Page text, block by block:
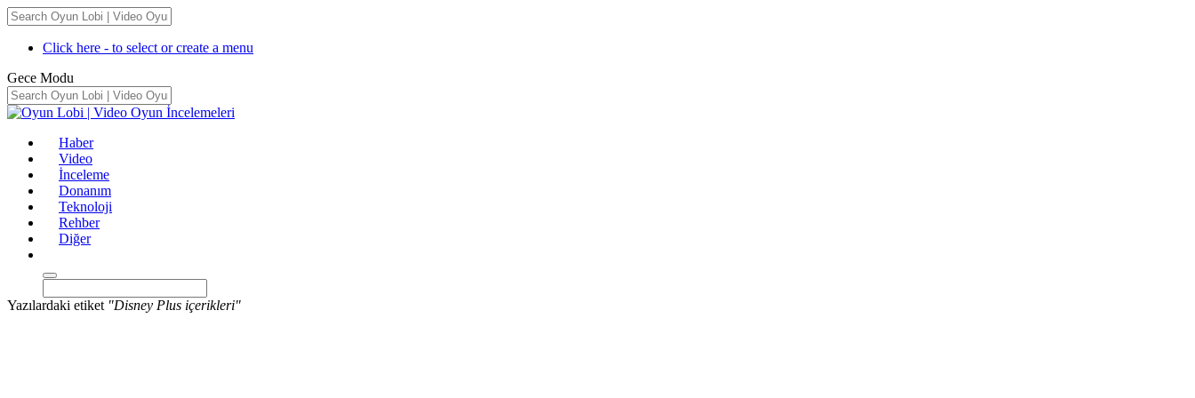
Click here - to select or create a menu
Gece Modu
Haber
Video
İnceleme
Donanım
Teknoloji
Rehber
Diğer
Yazılardaki etiket "Disney Plus içerikleri"